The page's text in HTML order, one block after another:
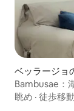
ベッラージョ
Bambusae：
眺め · 徒歩移